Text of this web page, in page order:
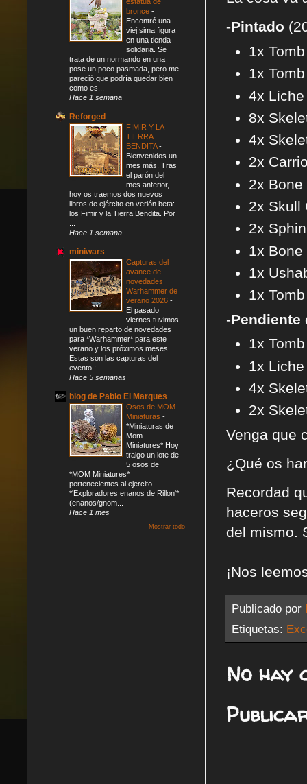
-Pintado
1x
1x
4x
8x
4x
2x
2x
2x Skull
2x
1x
1x
1x
-
1x
1x
4x
2x
Venga que
¿Qué os
Recordad
haceros
del mismo.
¡Nos
Publicado por
Etiquetas:
No hay
bronce -
Encontré una
viejísima figura
en una tienda
solidaria. Se
trata de un normando en una
pose un poco pasmada, pero me
pareció que podría quedar bien
como es...
Hace 1 semana
Reforged
FIMIR Y LA
TIERRA
BENDITA-
Bienvenidos un
mes más. Tras
el parón del
mes anterior,
hoy os traemos dos nuevos
libros de ejército en verión beta:
los Fimir y la Tierra Bendita. Por
Hace 1 semana
miniwars
Capturas del
avance de
novedades
Warhammer de
verano 2026 -
El pasado
viernes tuvimos
un buen reparto de novedades
para *Warhammer* para este
verano y los próximos meses.
Estas son las capturas del
evento : ...
Hace 5 semanas
blog de Pablo El Marques
Osos de MOM
Miniaturas -
*Miniaturas de
Mom
Miniatures* Hoy
traigo un lote de
5 osos de
*MOM Miniatures*
pertenecientes al ejercito
*'Exploradores enanos de Rillon'*
(enanos/gnom...
Hace 1 mes
Mostrar todo